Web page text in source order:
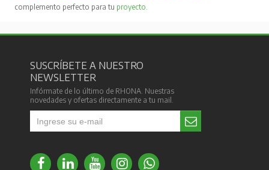
complemento perfecto para tu proyecto
SUSCRÍBETE A NUESTRO
NEWSLETTER
Infórmate de lo último de RHONA. Nuestras
novedades y ofertas directamente a tu mail.